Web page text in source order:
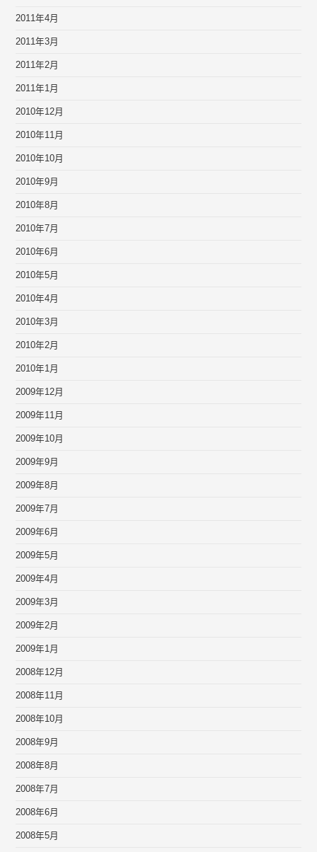
2011年4月
2011年3月
2011年2月
2011年1月
2010年12月
2010年11月
2010年10月
2010年9月
2010年8月
2010年7月
2010年6月
2010年5月
2010年4月
2010年3月
2010年2月
2010年1月
2009年12月
2009年11月
2009年10月
2009年9月
2009年8月
2009年7月
2009年6月
2009年5月
2009年4月
2009年3月
2009年2月
2009年1月
2008年12月
2008年11月
2008年10月
2008年9月
2008年8月
2008年7月
2008年6月
2008年5月